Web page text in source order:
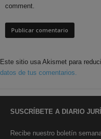
comment.
Este sitio usa Akismet para
datos de tus comentarios.
SUSCRÍBETE A DIARIO
Recibe nuestro boletín